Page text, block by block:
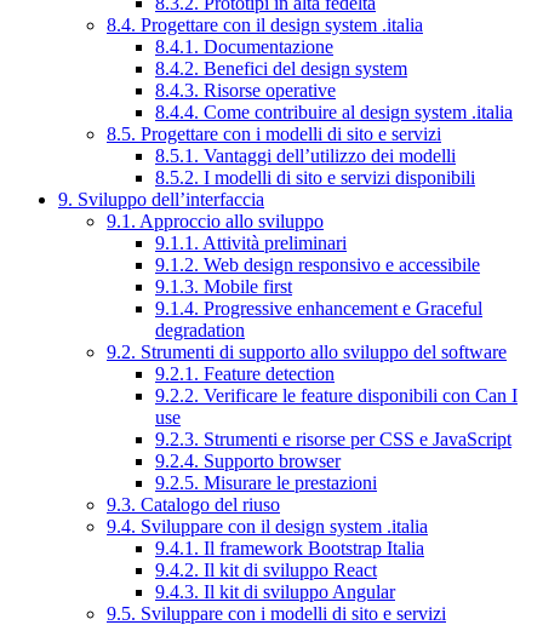
8.4. Progettare con il design system .italia
8.4.1. Documentazione
8.4.2. Benefici del design system
8.4.3. Risorse operative
8.4.4. Come contribuire al design system .italia
8.5. Progettare con i modelli di sito e servizi
8.5.1. Vantaggi dell’utilizzo dei modelli
8.5.2. I modelli di sito e servizi disponibili
9. Sviluppo dell’interfaccia
9.1. Approccio allo sviluppo
9.1.1. Attività preliminari
9.1.2. Web design responsivo e accessibile
9.1.3. Mobile first
9.1.4. Progressive enhancement e Graceful
degradation
9.2. Strumenti di supporto allo sviluppo del software
9.2.1. Feature detection
9.2.2. Verificare le feature disponibili con Can I
use
9.2.3. Strumenti e risorse per CSS e JavaScript
9.2.4. Supporto browser
9.2.5. Misurare le prestazioni
9.3. Catalogo del riuso
9.4. Sviluppare con il design system .italia
9.4.1. Il framework Bootstrap Italia
9.4.2. Il kit di sviluppo React
9.4.3. Il kit di sviluppo Angular
9.5. Sviluppare con i modelli di sito e servizi